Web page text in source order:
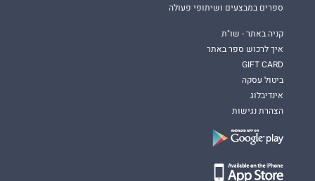
ספרים במבצעים ושיתופי פעולה
קניה באתר - שו"ת
איך לרכוש ספר באתר
GIFT CARD
ביטול עסקה
אינדיבלוג
הצהרת נגישות